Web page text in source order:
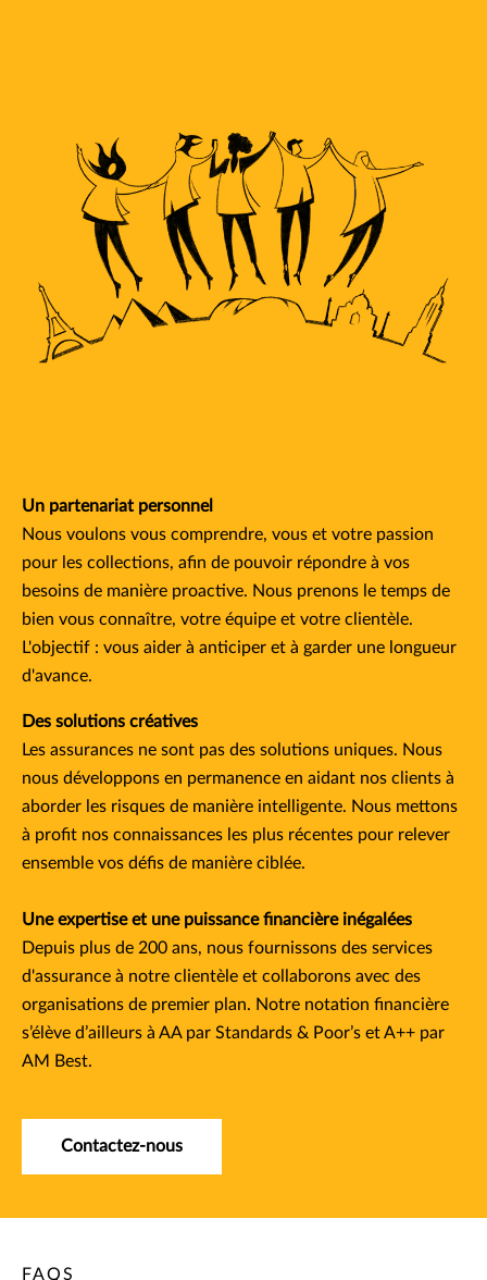
Un partenariat personnel
Nous voulons vous comprendre, vous et votre passion
pour les collections, afin de pouvoir répondre à vos
besoins de manière proactive. Nous prenons le temps de
bien vous connaître, votre équipe et votre clientèle.
L'objectif : vous aider à anticiper et à garder une longueur
d'avance.
Des solutions créatives
Les assurances ne sont pas des solutions uniques. Nous
nous développons en permanence en aidant nos clients à
aborder les risques de manière intelligente. Nous mettons
à profit nos connaissances les plus récentes pour relever
ensemble vos défis de manière ciblée.
Une expertise et une puissance financière inégalées
Depuis plus de 200 ans, nous fournissons des services
d'assurance à notre clientèle et collaborons avec des
organisations de premier plan. Notre notation financière
s’élève d’ailleurs à AA par Standards & Poor’s et A++ par
AM Best.​
Contactez-nous
FAQS